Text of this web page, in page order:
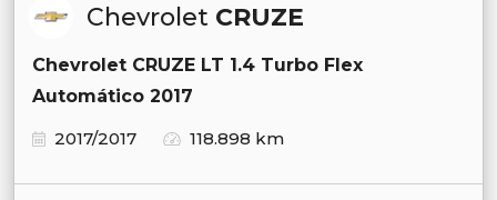
Chevrolet CRUZE
Chevrolet CRUZE LT 1.4 Turbo Flex
Automático 2017
2017/2017
118.898 km